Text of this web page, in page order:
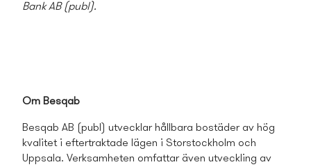
Bank AB (publ).
Om Besqab
Besqab AB (publ) utvecklar hållbara bostäder av hög
kvalitet i eftertraktade lägen i Storstockholm och
Uppsala. Verksamheten omfattar även utveckling av